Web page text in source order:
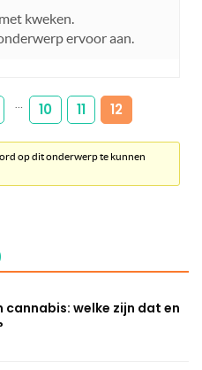
kweken.
ervoor aan.
10 11 12
op dit onderwerp te kunnen
cannabis: welke zijn dat en